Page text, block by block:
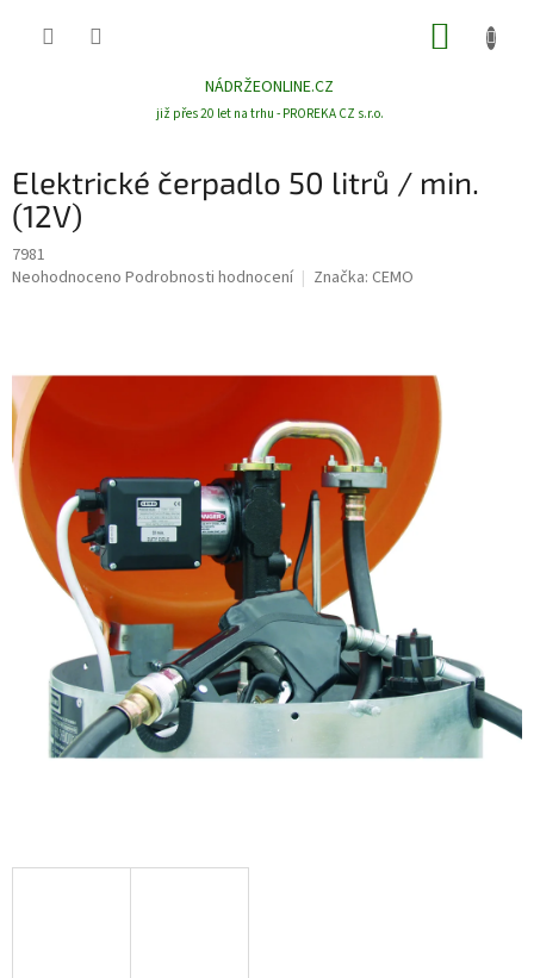
NÁDRŽEONLINE.CZ
již přes 20 let na trhu - PROREKA CZ s.r.o.
Elektrické čerpadlo 50 litrů / min.
(12V)
7981
Průměrné
z
5
hvězdiček.
Neohodnoceno Podrobnosti hodnocení Značka: CEMO